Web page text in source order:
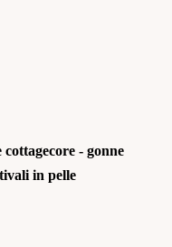
- gonne
in pelle